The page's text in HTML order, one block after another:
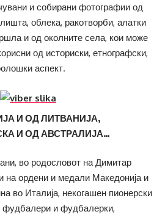
и собирани фотографии од
облека, ракотворби, алатки
и од околните села, кои може
од историски, етнографски,
аспект.
И ОД ЛИТВАНИЈА,
И ОД АВСТРАЛИЈА…
во родословот на Димитар
на ордени и медали Македонија и
во Италија, некогашен пионерски
и фудбалерки,